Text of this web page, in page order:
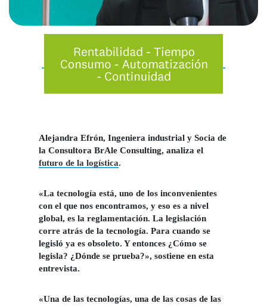
Alejandra Efrón, Ingeniera industrial y Socia de
la Consultora BrAle Consulting, analiza el
futuro de la logística.
«La tecnología está, uno de los inconvenientes
con el que nos encontramos, y eso es a nivel
global, es la reglamentación. La legislación
corre atrás de la tecnología. Para cuando se
legisló ya es obsoleto. Y entonces ¿Cómo se
legisla? ¿Dónde se prueba?», sostiene en esta
entrevista.
«Una de las tecnologías, una de las cosas de las